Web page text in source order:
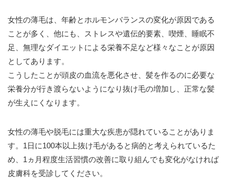
女性の薄毛は、年齢とホルモンバランスの変化が原因である
ことが多く、他にも、ストレスや遺伝的要素、喫煙、睡眠不
足、無理なダイエットによる栄養不足など様々なことが原因
としてあります。
こうしたことが頭皮の血流を悪化させ、髪を作るのに必要な
栄養分が行き渡らないようになり抜け毛の増加し、正常な髪
が生えにくなります。
女性の薄毛や脱毛には重大な疾患が隠れていることがありま
す。1日に100本以上抜け毛があると病的と考えられているた
め、1ヵ月程度生活習慣の改善に取り組んでも変化がなければ
皮膚科を受診してください。